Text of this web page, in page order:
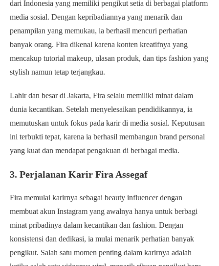
dari Indonesia yang memiliki pengikut setia di berbagai platform
media sosial. Dengan kepribadiannya yang menarik dan
penampilan yang memukau, ia berhasil mencuri perhatian
banyak orang. Fira dikenal karena konten kreatifnya yang
mencakup tutorial makeup, ulasan produk, dan tips fashion yang
stylish namun tetap terjangkau.
Lahir dan besar di Jakarta, Fira selalu memiliki minat dalam
dunia kecantikan. Setelah menyelesaikan pendidikannya, ia
memutuskan untuk fokus pada karir di media sosial. Keputusan
ini terbukti tepat, karena ia berhasil membangun brand personal
yang kuat dan mendapat pengakuan di berbagai media.
3. Perjalanan Karir Fira Assegaf
Fira memulai karirnya sebagai beauty influencer dengan
membuat akun Instagram yang awalnya hanya untuk berbagi
minat pribadinya dalam kecantikan dan fashion. Dengan
konsistensi dan dedikasi, ia mulai menarik perhatian banyak
pengikut. Salah satu momen penting dalam karirnya adalah